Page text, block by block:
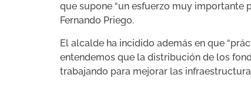
que supone “un esfuerzo muy importante
Fernando Priego.
El alcalde ha incidido además en que
entendemos que la distribución de los
trabajando para mejorar las